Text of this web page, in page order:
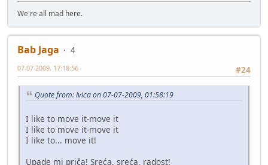
We're all mad here.
Bab Jaga
4
#24
07-07-2009, 17:18:56
Quote from: ivica on 07-07-2009, 01:58:19
I like to move it-move it
I like to move it-move it
I like to... move it!
Upade mi priča! Sreća, sreća, radost!